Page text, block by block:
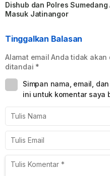
Dishub dan Polres
Masuk Jatinangor
Tinggalkan Balasan
Alamat email Anda tidak
ditandai *
Simpan nama, email,
ini untuk komentar saya